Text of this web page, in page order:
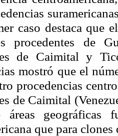
caso destaca que
procedentes de
de Caimital y
mostró que el
procedencias
de Caimital
geográficas
que para